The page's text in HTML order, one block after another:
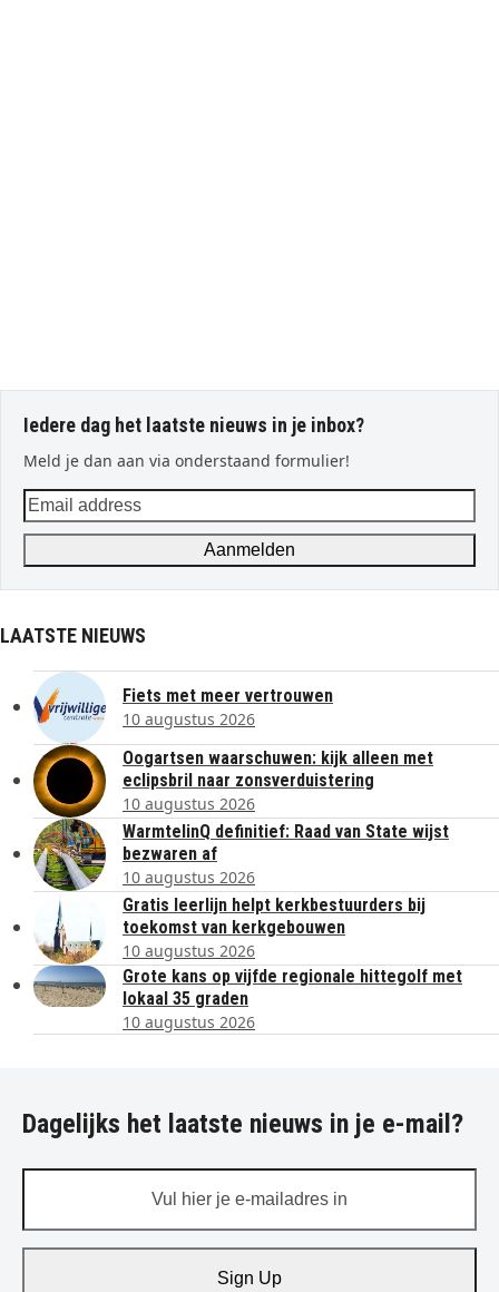
Iedere dag het laatste nieuws in je inbox?
Meld je dan aan via onderstaand formulier!
Email
address
Aanmelden
LAATSTE NIEUWS
Fiets met meer vertrouwen
10 augustus 2026
Oogartsen waarschuwen: kijk alleen met
eclipsbril naar zonsverduistering
10 augustus 2026
WarmtelinQ definitief: Raad van State wijst
bezwaren af
10 augustus 2026
Gratis leerlijn helpt kerkbestuurders bij
toekomst van kerkgebouwen
10 augustus 2026
Grote kans op vijfde regionale hittegolf met
lokaal 35 graden
10 augustus 2026
Dagelijks het laatste nieuws in je e-mail?
je
Sign Up